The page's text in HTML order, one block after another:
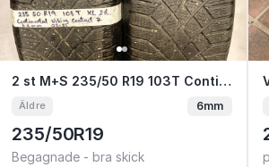
Viking Contact 7
2 st M+S 235/50 R19 103T
2 st M+S 235/50 R19 103T Continental Viking Contact 7 6|6mm
Äldre 6mm
235/50R19
Begagnade - bra skick